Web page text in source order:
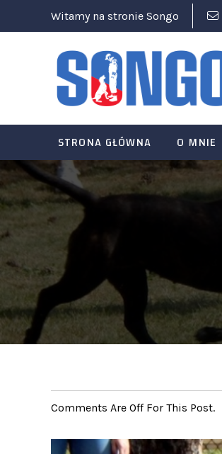
Witamy na stronie Songo
STRONA GŁÓWNA O MNIE
Comments Are Off For This Post.